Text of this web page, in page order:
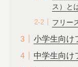
ス）と
フリー
小学生向け
中学生向け